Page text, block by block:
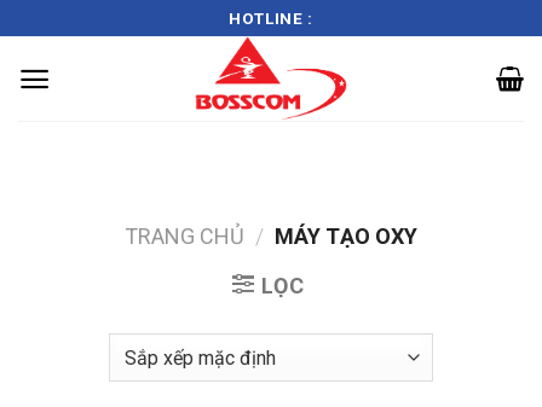
HOTLINE :
TRANG CHỦ / MÁY TẠO OXY
LỌC